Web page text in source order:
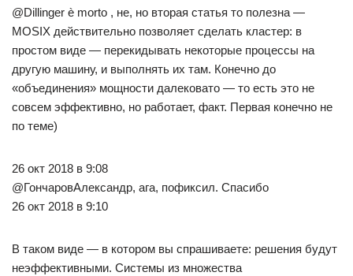
@Dillinger è morto , не, но вторая статья то полезна —
MOSIX действительно позволяет сделать кластер: в
простом виде — перекидывать некоторые процессы на
другую машину, и выполнять их там. Конечно до
«объединения» мощности далековато — то есть это не
совсем эффективно, но работает, факт. Первая конечно не
по теме)
26 окт 2018 в 9:08
@ГончаровАлександр, ага, пофиксил. Спасибо
26 окт 2018 в 9:10
В таком виде — в котором вы спрашиваете: решения будут
неэффективными. Системы из множества